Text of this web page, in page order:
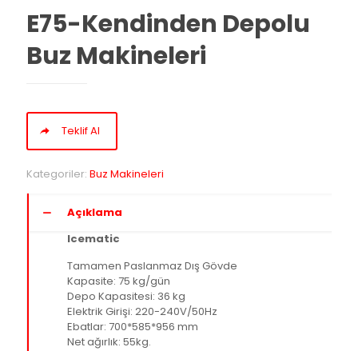
E75-Kendinden Depolu
Buz Makineleri
Teklif Al
Kategoriler: Buz Makineleri
Açıklama
Icematic
Tamamen Paslanmaz Dış Gövde
Kapasite: 75 kg/gün
Depo Kapasitesi: 36 kg
Elektrik Girişi: 220-240V/50Hz
Ebatlar: 700*585*956 mm
Net ağırlık: 55kg.